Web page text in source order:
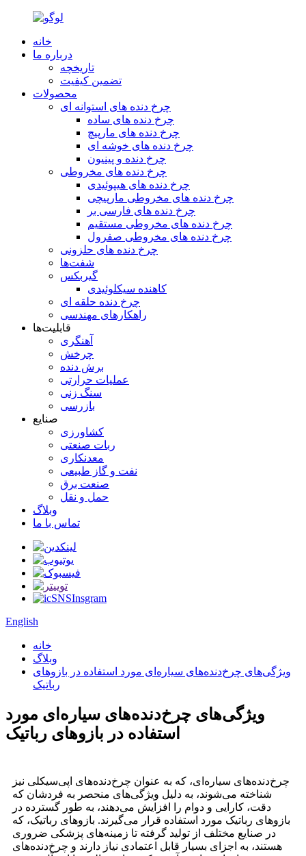
خانه
درباره ما
تاریخچه
تضمین کیفیت
محصولات
چرخ دنده های استوانه ای
چرخ دنده های ساده
چرخ دنده های مارپیچ
چرخ دنده های خوشه ای
چرخ دنده و پینیون
چرخ دنده های مخروطی
چرخ دنده های هیپوئیدی
چرخ دنده های مخروطی مارپیچی
چرخ دنده های فارسی بر
چرخ دنده های مخروطی مستقیم
چرخ دنده های مخروطی صفرول
چرخ دنده های حلزونی
شفت‌ها
گیربکس
کاهنده سیکلوئیدی
چرخ دنده حلقه ای
راهکارهای مهندسی
قابلیت‌ها
آهنگری
چرخش
برش دنده
عملیات حرارتی
سنگ زنی
بازرسی
صنایع
کشاورزی
ربات صنعتی
معدنکاری
نفت و گاز طبیعی
صنعت برق
حمل و نقل
وبلاگ
تماس با ما
English
خانه
وبلاگ
ویژگی‌های چرخ‌دنده‌های سیاره‌ای مورد استفاده در بازوهای
رباتیک
ویژگی‌های چرخ‌دنده‌های سیاره‌ای مورد
استفاده در بازوهای رباتیک
چرخ‌دنده‌های سیاره‌ای، که به عنوان چرخ‌دنده‌های اپی‌سیکلی نیز
شناخته می‌شوند، به دلیل ویژگی‌های منحصر به فردشان که
دقت، کارایی و دوام را افزایش می‌دهند، به طور گسترده در
بازوهای رباتیک مورد استفاده قرار می‌گیرند. بازوهای رباتیک، که
در صنایع مختلف از تولید گرفته تا زمینه‌های پزشکی ضروری
هستند، به اجزای بسیار قابل اعتمادی نیاز دارند و چرخ‌دنده‌های